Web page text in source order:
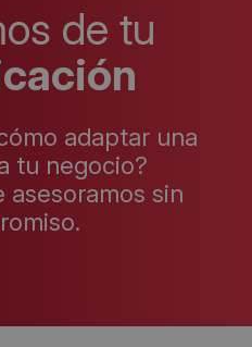
de tu
adaptar una
tu negocio?
asesoramos sin